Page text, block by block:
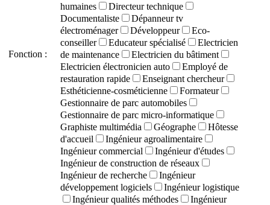
Fonction :
humaines
Directeur technique
Documentaliste
Dépanneur tv
électroménager
Développeur
Eco-
conseiller
Educateur spécialisé
Electricien
de maintenance
Electricien du bâtiment
Electricien électronicien auto
Employé de
restauration rapide
Enseignant chercheur
Esthéticienne-cosméticienne
Formateur
Gestionnaire de parc automobiles
Gestionnaire de parc micro-informatique
Graphiste multimédia
Géographe
Hôtesse
d'accueil
Ingénieur agroalimentaire
Ingénieur commercial
Ingénieur d'études
Ingénieur de construction de réseaux
Ingénieur de recherche
Ingénieur
développement logiciels
Ingénieur logistique
Ingénieur qualités méthodes
Ingénieur